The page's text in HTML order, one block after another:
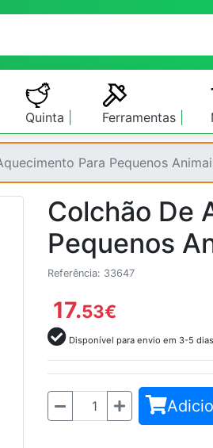
Quinta Ferramentas
Para Pequenos
Colchão De
Pequenos
Referência: 33647
17.53€
Disponível para envio em 3-5 dias
Quantidade